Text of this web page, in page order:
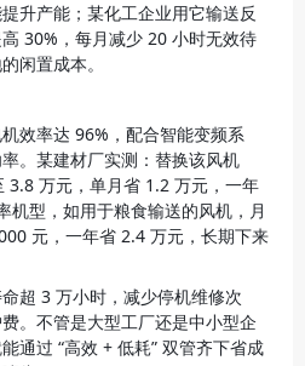
升产能；某化工企业用它输送反
30%，每月减少 20 小时无效待
闲置成本。
效率达 96%，配合智能变频系
。某建材厂实测：替换该风机
3.8 万元，单月省 1.2 万元，一年
机型，如用于粮食输送的风机，月
元，一年省 2.4 万元，长期下来
超 3 万小时，减少停机维修次
。不管是大型工厂还是中小型企
通过 “高效 + 低耗” 双管齐下省成